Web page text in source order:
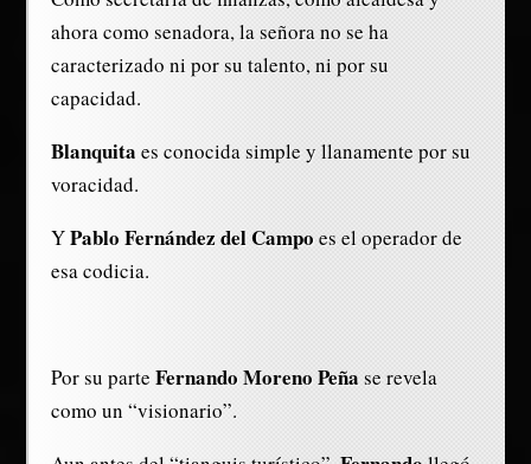
ahora como senadora, la señora no se ha
caracterizado ni por su talento, ni por su
capacidad.
Blanquita es conocida simple y llanamente por su
voracidad.
YPablo Fernández del Campoes el operador de
esa codicia.
Por su parte Fernando Moreno Peña se revela
como un “visionario”.